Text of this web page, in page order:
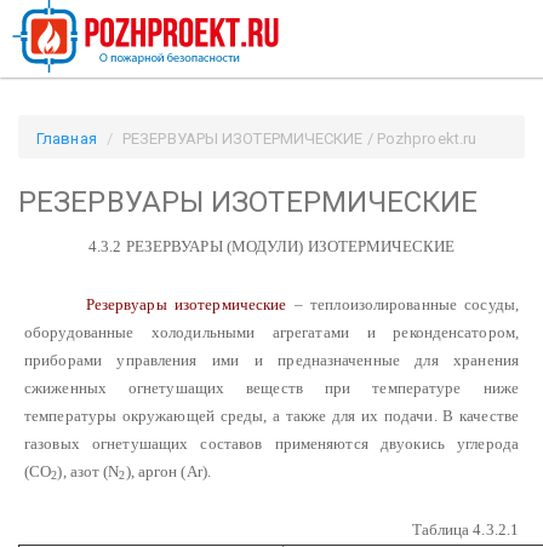
Главная РЕЗЕРВУАРЫ ИЗОТЕРМИЧЕСКИЕ / Pozhproekt.ru
РЕЗЕРВУАРЫ ИЗОТЕРМИЧЕСКИЕ
4.3.2 РЕЗЕРВУАРЫ (МОДУЛИ) ИЗОТЕРМИЧЕСКИЕ
Резервуары изотермические – теплоизолированные сосуды,
оборудованные холодильными агрегатами и реконденсатором,
приборами управления ими и предназначенные для хранения
сжиженных огнетушащих веществ при температуре ниже
температуры окружающей среды, а также для их подачи. В качестве
газовых огнетушащих составов применяются двуокись углерода
(CO2), азот (N2), аргон (Ar).
Таблица 4.3.2.1